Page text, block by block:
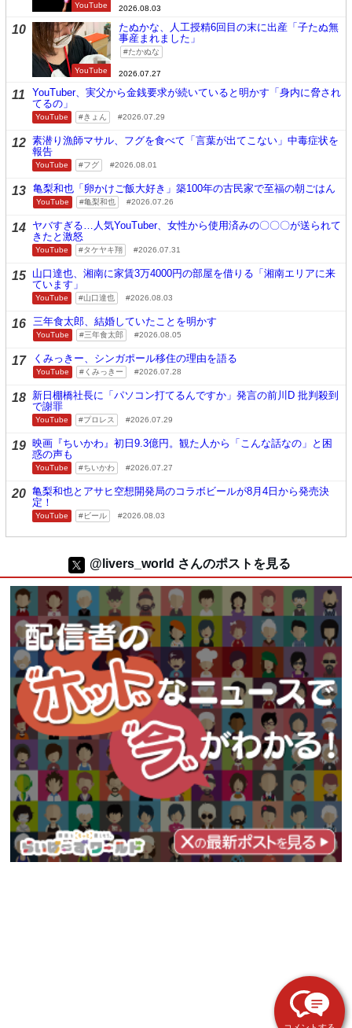
YouTube 2026.08.03
10
YouTube
たぬかな、人工授精6回目の末に出産「子たぬ無
事産まれました」
たかぬな
2026.07.27
11
YouTuber、実父から金銭要求が続いていると明かす「身内に脅され
てるの」
YouTube きょん 2026.07.29
12 素潜り漁師マサル、フグを食べて「言葉が出てこない」中毒症状を
報告
YouTube フグ 2026.08.01
13 亀梨和也「卵かけご飯大好き」築100年の古民家で至福の朝ごはん
YouTube 亀梨和也 2026.07.26
14 ヤバすぎる…人気YouTuber、女性から使用済みの〇〇〇が送られて
きたと激怒
YouTube タケヤキ翔 2026.07.31
15 山口達也、湘南に家賃3万4000円の部屋を借りる「湘南エリアに来
ています」
YouTube 山口達也 2026.08.03
16 三年食太郎、結婚していたことを明かす
YouTube 三年食太郎 2026.08.05
17 くみっきー、シンガポール移住の理由を語る
YouTube くみっきー 2026.07.28
18 新日棚橋社長に「パソコン打てるんですか」発言の前川D 批判殺到
で謝罪
YouTube プロレス 2026.07.29
19 映画『ちいかわ』初日9.3億円。観た人から「こんな話なの」と困
惑の声も
YouTube ちいかわ 2026.07.27
20 亀梨和也とアサヒ空想開発局のコラボビールが8月4日から発売決
定！
YouTube ビール 2026.08.03
@livers_world さんのポストを見る